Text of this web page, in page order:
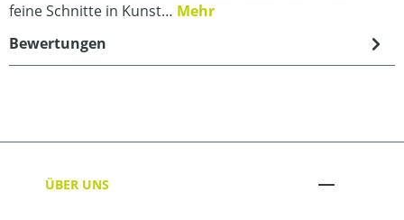
feine Schnitte in Kunst… Mehr
Bewertungen
ÜBER UNS